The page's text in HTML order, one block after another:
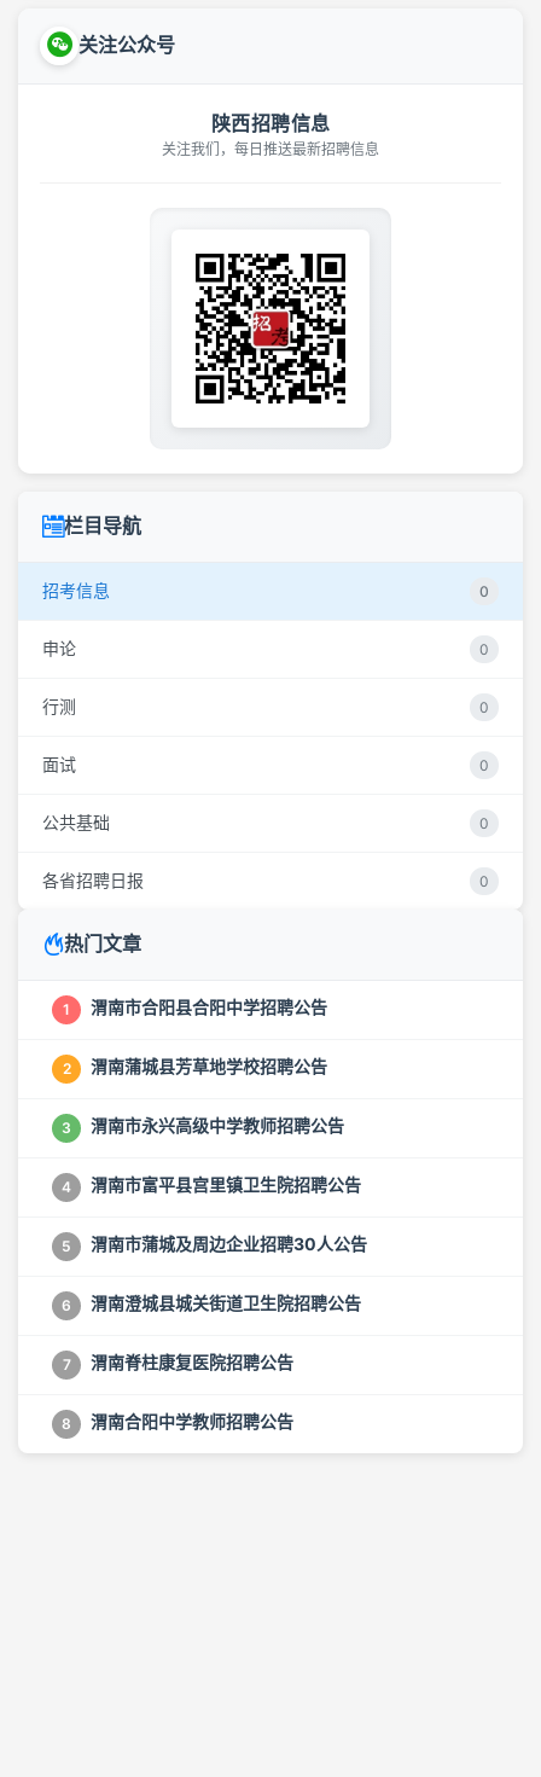
关注公众号
陕西招聘信息
关注我们，每日推送最新招聘信息
栏目导航
招考信息 0
申论 0
行测 0
面试 0
公共基础 0
各省招聘日报 0
热门文章
1 渭南市合阳县合阳中学招聘公告
2 渭南蒲城县芳草地学校招聘公告
3 渭南市永兴高级中学教师招聘公告
4 渭南市富平县宫里镇卫生院招聘公告
5 渭南市蒲城及周边企业招聘30人公告
6 渭南澄城县城关街道卫生院招聘公告
7 渭南脊柱康复医院招聘公告
8 渭南合阳中学教师招聘公告